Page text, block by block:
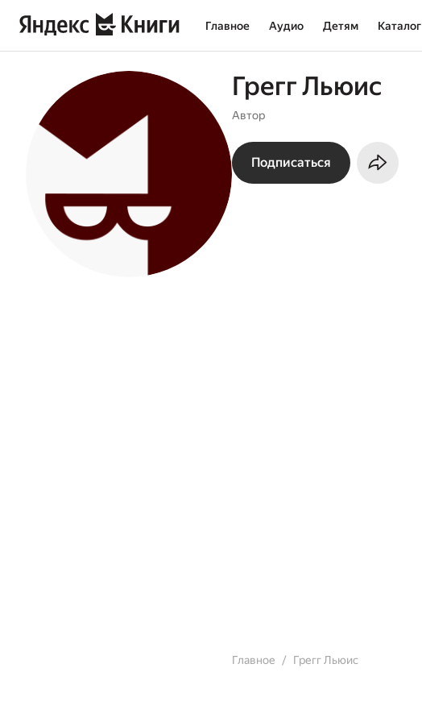
Главное Аудио Детям Каталог
Грегг Льюис
Автор
Подписаться
Главное Грегг Льюис